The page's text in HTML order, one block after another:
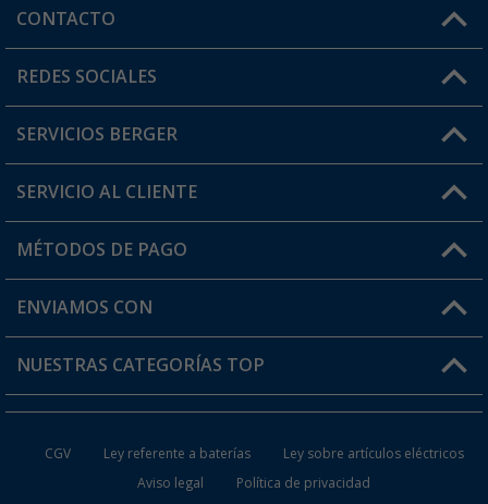
CONTACTO
Horario de atención al cliente:
¿Tienes alguna duda?
REDES SOCIALES
SERVICIOS BERGER
Conviértete en distribuidor
Mi cuenta
Tarjeta Berger Digital
SERVICIO AL CLIENTE
FAQ y Contacto
Información de envío
¿Dónde está mi pedido?
MÉTODOS DE PAGO
ENVIAMOS CON
NUESTRAS CATEGORÍAS TOP
CGV Ley referente a baterías
Ley sobre artículos eléctricos
Aviso legal
Política de privacidad